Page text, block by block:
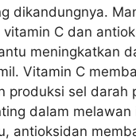
dikandungnya.
C dan
meningkatkan
Vitamin C
produksi sel darah
dalam melawan
antioksidan